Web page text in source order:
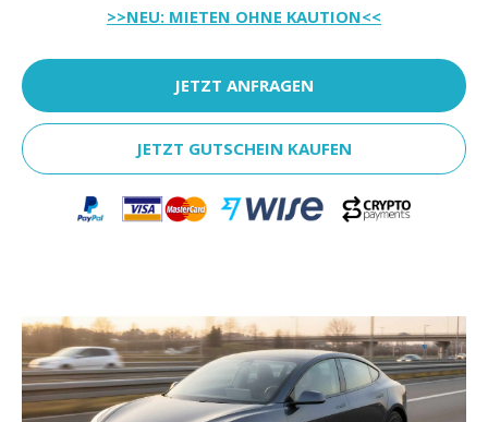
>>NEU: MIETEN OHNE KAUTION<<
JETZT ANFRAGEN
JETZT GUTSCHEIN KAUFEN